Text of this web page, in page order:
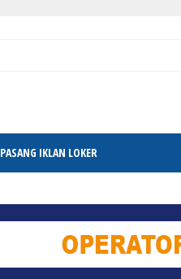
PASANG IKLAN LOKER